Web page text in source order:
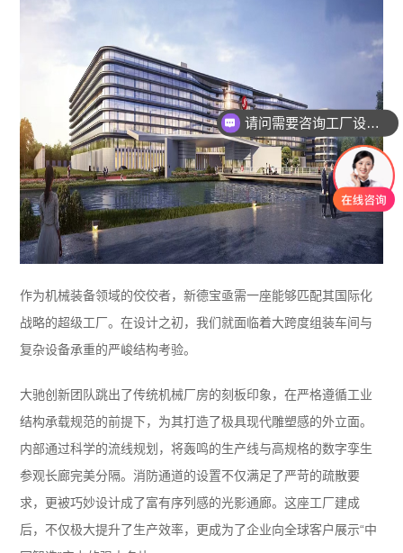
作为机械装备领域的佼佼者，新德宝亟需一座能够匹配其国际化
战略的超级工厂。在设计之初，我们就面临着大跨度组装车间与
复杂设备承重的严峻结构考验。
大驰创新团队跳出了传统机械厂房的刻板印象，在严格遵循工业
结构承载规范的前提下，为其打造了极具现代雕塑感的外立面。
内部通过科学的流线规划，将轰鸣的生产线与高规格的数字孪生
参观长廊完美分隔。消防通道的设置不仅满足了严苛的疏散要
求，更被巧妙设计成了富有序列感的光影通廊。这座工厂建成
后，不仅极大提升了生产效率，更成为了企业向全球客户展示“中
请问需要咨询工厂设计吗